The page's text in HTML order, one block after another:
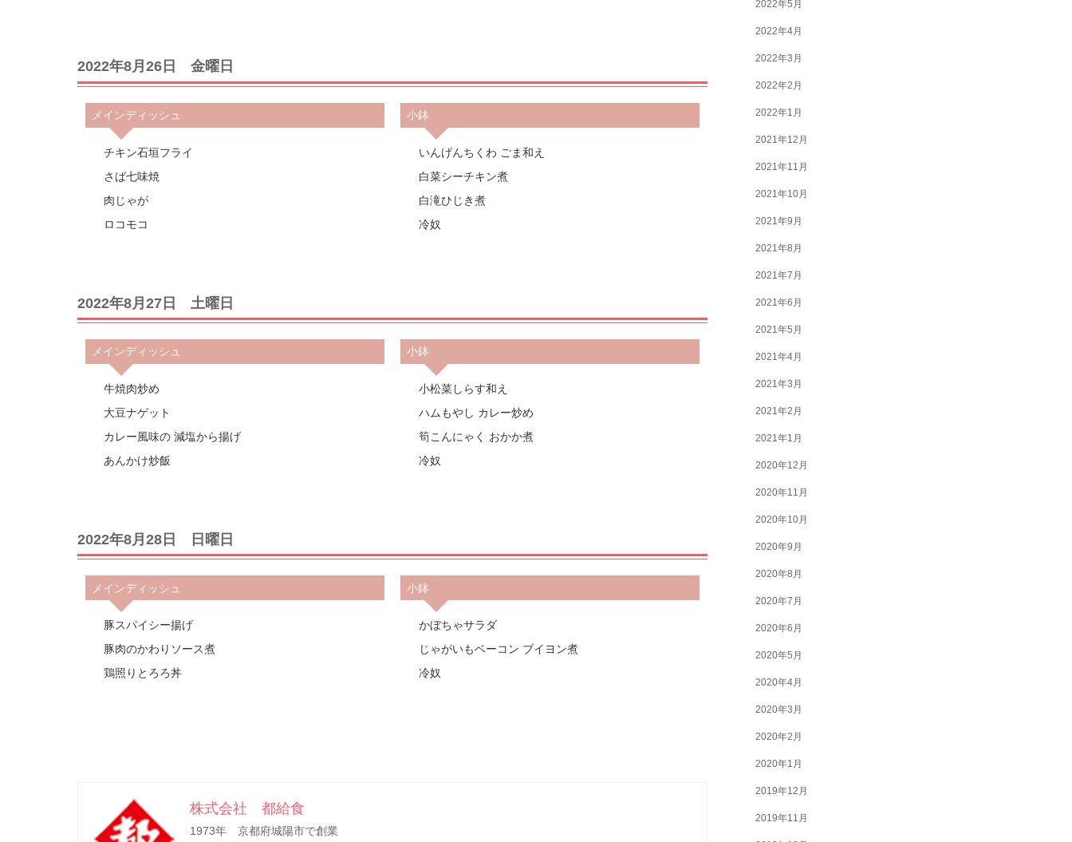
2022年8月26日 金曜日
メインディッシュ
チキン石垣フライ
さば七味焼
肉じゃが
ロコモコ
小鉢
いんげんちくわ ごま和え
白菜シーチキン煮
白滝ひじき煮
冷奴
2022年8月27日 土曜日
メインディッシュ
牛焼肉炒め
大豆ナゲット
カレー風味の 減塩から揚げ
あんかけ炒飯
小鉢
小松菜しらす和え
ハムもやし カレー炒め
筍こんにゃく おかか煮
冷奴
2022年8月28日 日曜日
メインディッシュ
豚スパイシー揚げ
豚肉のかわりソース煮
鶏照りとろろ丼
小鉢
かぼちゃサラダ
じゃがいもベーコン ブイヨン煮
冷奴
株式会社 都給食
1973年 京都府城陽市で創業
2022年5月
2022年4月
2022年3月
2022年2月
2022年1月
2021年12月
2021年11月
2021年10月
2021年9月
2021年8月
2021年7月
2021年6月
2021年5月
2021年4月
2021年3月
2021年2月
2021年1月
2020年12月
2020年11月
2020年10月
2020年9月
2020年8月
2020年7月
2020年6月
2020年5月
2020年4月
2020年3月
2020年2月
2020年1月
2019年12月
2019年11月